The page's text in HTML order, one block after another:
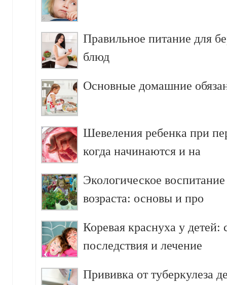
Правильное питание для
блюд
Основные домашние
Шевеления ребенка при
когда начинаются и на
Экологическое
возраста: основы и про
Коревая краснуха у
последствия и лечение
Прививка от туберкулеза